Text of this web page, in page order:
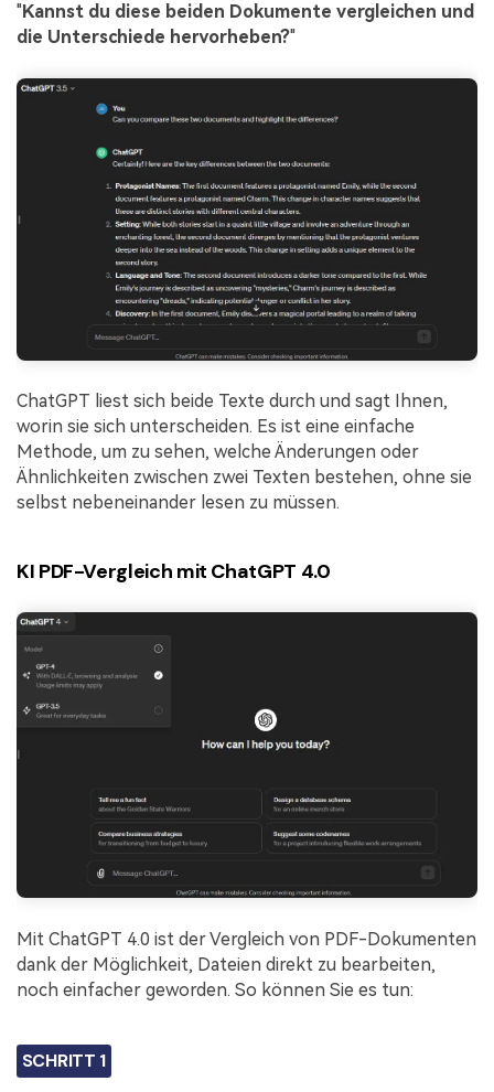
"Kannst du diese beiden Dokumente vergleichen und
die Unterschiede hervorheben?"
ChatGPT liest sich beide Texte durch und sagt Ihnen,
worin sie sich unterscheiden. Es ist eine einfache
Methode, um zu sehen, welche Änderungen oder
Ähnlichkeiten zwischen zwei Texten bestehen, ohne sie
selbst nebeneinander lesen zu müssen.
KI PDF-Vergleich mit ChatGPT 4.0
Mit ChatGPT 4.0 ist der Vergleich von PDF-Dokumenten
dank der Möglichkeit, Dateien direkt zu bearbeiten,
noch einfacher geworden. So können Sie es tun:
SCHRITT 1